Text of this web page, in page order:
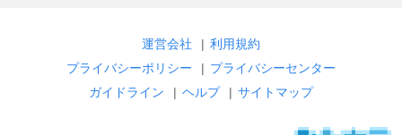
運営会社 | 利用規約
プライバシーポリシー
| プライバシーセンター
ガイドライン
| ヘルプ | サイトマップ